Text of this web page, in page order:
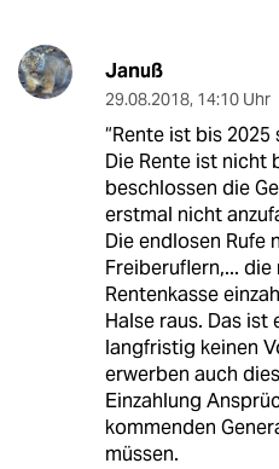
Januß
29.08.2018, 14:10 Uhr
“Rente ist bis 2025
Die Rente ist nicht
beschlossen die
erstmal nicht
Die endlosen Rufe
Freiberuflern,...
Rentenkasse
Halse raus. Das
langfristig keinen
erwerben auch
Einzahlung
kommenden
müssen.